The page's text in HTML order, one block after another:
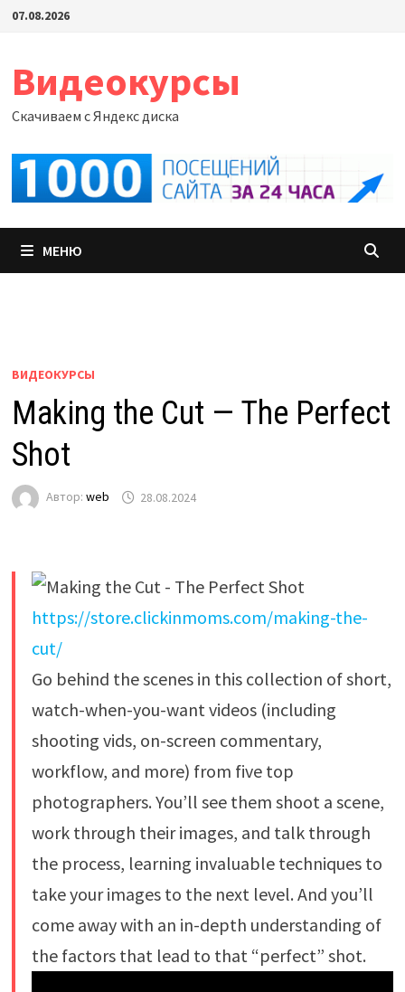
Перейти
07.08.2026
Видеокурсы
Скачиваем с Яндекс диска
МЕНЮ
ВИДЕОКУРСЫ
Making the Cut — The Perfect
Shot
Автор: web 28.08.2024
https://store.clickinmoms.com/making-the-
cut/
Go behind the scenes in this collection of short,
watch-when-you-want videos (including
shooting vids, on-screen commentary,
workflow, and more) from five top
photographers. You’ll see them shoot a scene,
work through their images, and talk through
the process, learning invaluable techniques to
take your images to the next level. And you’ll
come away with an in-depth understanding of
the factors that lead to that “perfect” shot.